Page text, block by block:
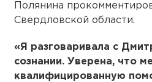
Полянина
Свердловской области.
«Я разговаривала с
сознании. Уверена, что
квалифицированную